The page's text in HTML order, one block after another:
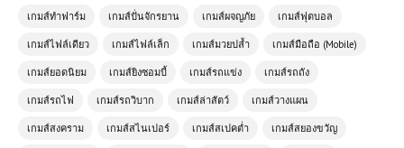
เกมส์ทำฟาร์ม เกมส์ปั่นจักรยาน เกมส์ผจญภัย เกมส์ฟุตบอล
เกมส์ไฟล์เดียว เกมส์ไฟล์เล็ก เกมส์มวยปล้ำ เกมส์มือถือ (Mobile)
เกมส์ยอดนิยม เกมส์ยิงซอมบี้ เกมส์รถแข่ง เกมส์รถถัง
เกมส์รถไฟ เกมส์รถวิบาก เกมส์ล่าสัตว์ เกมส์วางแผน
เกมส์สงคราม เกมส์สไนเปอร์ เกมส์สเปคต่ำ เกมส์สยองขวัญ
เกมส์ออนไลน์ฟรี Grand Extreme
ปีด
เกมส์ออนไลน์ฟรี Julie Beauty Salon